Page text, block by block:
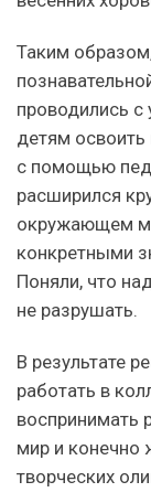
Таким
проводились с
детям
с помощью
расширился
окружающем
конкретными
Поняли, что
не разрушать.
В результате
работать в
воспринимать
мир и конечно
творческих